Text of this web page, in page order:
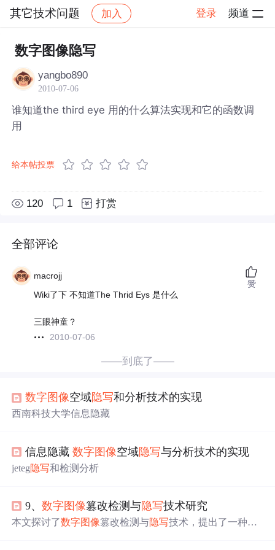
其它技术问题 加入 登录 频道
社区 其它技术问题
数字图像隐写
yangbo890
2010-07-06
谁知道the third eye 用的什么算法实现和它的函数调
用
给本帖投票
120 1 打赏
全部评论
macrojj
Wiki了下 不知道The Thrid Eys 是什么
三眼神童？
2010-07-06
赞
——到底了——
数字图像空域隐写和分析技术的实现
西南科技大学信息隐藏
信息隐藏数字图像空域隐写与分析技术的实现
jeteg隐写和检测分析
9、数字图像篡改检测与隐写技术研究
本文探讨了数字图像篡改检测与隐写技术，提出了一种高